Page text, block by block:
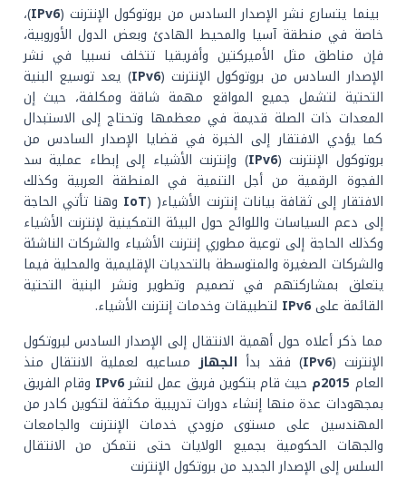
بينما يتسارع نشر الإصدار السادس من بروتوكول الإنترنت (IPv6)،
خاصة في منطقة آسيا والمحيط الهادئ وبعض الدول الأوروبية،
فإن مناطق مثل الأميركتين وأفريقيا تتخلف نسبيا في نشر
الإصدار السادس من بروتوكول الإنترنت (IPv6) يعد توسيع البنية
التحتية لتشمل جميع المواقع مهمة شاقة ومكلفة، حيث إن
المعدات ذات الصلة قديمة في معظمها وتحتاج إلى الاستبدال
كما يؤدي الافتقار إلى الخبرة في قضايا الإصدار السادس من
بروتوكول الإنترنت (IPv6) وإنترنت الأشياء إلى إبطاء عملية سد
الفجوة الرقمية من أجل التنمية في المنطقة العربية وكذلك
الافتقار إلى ثقافة بيانات إنترنت الأشياء( (IoT وهنا تأتي الحاجة
إلى دعم السياسات واللوائح حول البيئة التمكينية لإنترنت الأشياء
وكذلك الحاجة إلى توعية مطوري إنترنت الأشياء والشركات الناشئة
والشركات الصغيرة والمتوسطة بالتحديات الإقليمية والمحلية فيما
يتعلق بمشاركتهم في تصميم وتطوير ونشر البنية التحتية
القائمة علىIPv6 لتطبيقات وخدمات إنترنت الأشياء.
مما ذكر أعلاه حول أهمية الانتقال إلى الإصدار السادس لبروتكول
الإنترنت (IPv6) فقد بدأ الجهازمساعيه لعملية الانتقال منذ
العام 2015م حيث قام بتكوين فريق عمل لنشرIPv6 وقام الفريق
بمجهودات عدة منها إنشاء دورات تدريبية مكثفة لتكوين كادر من
المهندسين على مستوى مزودي خدمات الإنترنت والجامعات
والجهات الحكومية بجميع الولايات حتى نتمكن من الانتقال
السلس إلى الإصدار الجديد من بروتكول الإنترنت